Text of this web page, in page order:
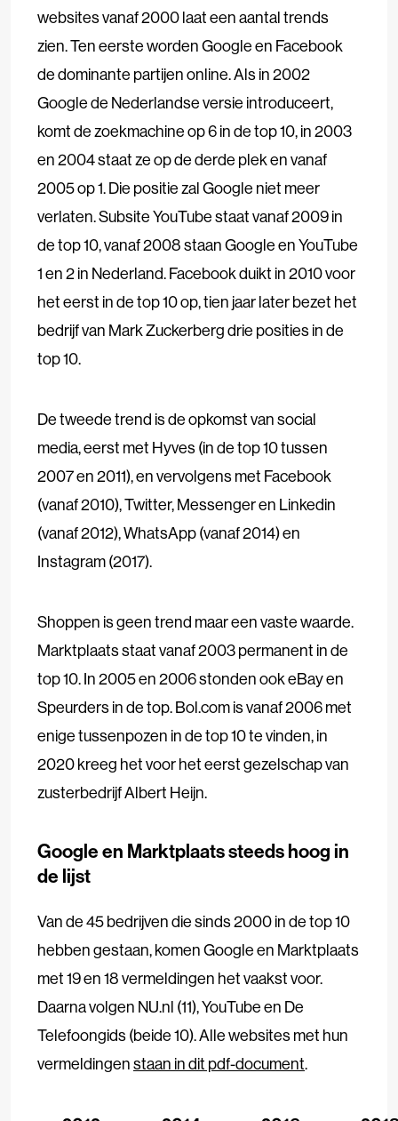
websites vanaf 2000 laat een aantal trends
zien. Ten eerste worden Google en Facebook
de dominante partijen online. Als in 2002
Google de Nederlandse versie introduceert,
komt de zoekmachine op 6 in de top 10, in 2003
en 2004 staat ze op de derde plek en vanaf
2005 op 1. Die positie zal Google niet meer
verlaten. Subsite YouTube staat vanaf 2009 in
de top 10, vanaf 2008 staan Google en YouTube
1 en 2 in Nederland. Facebook duikt in 2010 voor
het eerst in de top 10 op, tien jaar later bezet het
bedrijf van Mark Zuckerberg drie posities in de
top 10.
De tweede trend is de opkomst van social
media, eerst met Hyves (in de top 10 tussen
2007 en 2011), en vervolgens met Facebook
(vanaf 2010), Twitter, Messenger en Linkedin
(vanaf 2012), WhatsApp (vanaf 2014) en
Instagram (2017).
Shoppen is geen trend maar een vaste waarde.
Marktplaats staat vanaf 2003 permanent in de
top 10. In 2005 en 2006 stonden ook eBay en
Speurders in de top. Bol.com is vanaf 2006 met
enige tussenpozen in de top 10 te vinden, in
2020 kreeg het voor het eerst gezelschap van
zusterbedrijf Albert Heijn.
Google en Marktplaats steeds hoog in
de lijst
Van de 45 bedrijven die sinds 2000 in de top 10
hebben gestaan, komen Google en Marktplaats
met 19 en 18 vermeldingen het vaakst voor.
Daarna volgen NU.nl (11), YouTube en De
Telefoongids (beide 10). Alle websites met hun
vermeldingenstaan in dit pdf-document.